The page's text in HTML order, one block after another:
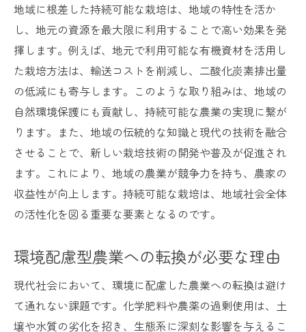
術
エコフレンドリーな技術で食料安定を実現
農業と食料供給の持続可能性を高める方法
環境保護と食料供給のバランスを取る栽培
栽培技術と持続可能性を考慮した農業の新たな
挑戦
持続可能性を意識した農業技術の開発
農業の持続可能性を高めるための政策提言
未来を見据えた農業改革の重要性
持続可能な農業の実現に向けた技術的支援
環境保護と収益性を両立する農業の試み
地域に根差した持続可能な栽培は、地域の特性を活か
し、地元の資源を最大限に利用することで高い効果を発
揮します。例えば、地元で利用可能な有機資材を活用し
た栽培方法は、輸送コストを削減し、二酸化炭素排出量
の低減にも寄与します。このような取り組みは、地域の
自然環境保護にも貢献し、持続可能な農業の実現に繋が
ります。また、地域の伝統的な知識と現代の技術を融合
させることで、新しい栽培技術の開発や普及が促進され
ます。これにより、地域の農業が競争力を持ち、農家の
収益性が向上します。持続可能な栽培は、地域社会全体
の活性化を図る重要な要素となるのです。
環境配慮型農業への転換が必要な理由
現代社会において、環境に配慮した農業への転換は避け
て通れない課題です。化学肥料や農薬の過剰使用は、土
壌や水質の劣化を招き、生態系に深刻な影響を与えるこ